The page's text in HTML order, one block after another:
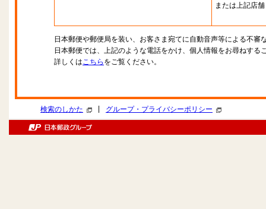
または上記店舗
日本郵便や郵便局を装い、お客さま宛てに自動音声等による不審
日本郵便では、上記のような電話をかけ、個人情報をお尋ねする
詳しくはこちら をご覧ください。
検索のしかた グループ・プライバシーポリシー